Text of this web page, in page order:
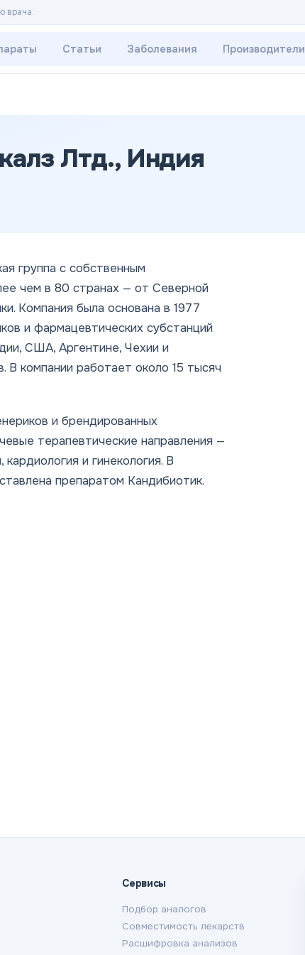
врача.
Статьи Заболевания Производители
Лтд., Индия
группа с собственным
чем в 80 странах — от Северной
Компания была основана в 1977
и фармацевтических субстанций
США, Аргентине, Чехии и
В компании работает около 15 тысяч
и брендированных
терапевтические направления —
и гинекология. В
препаратом Кандибиотик.
Сервисы
Подбор аналогов
Совместимость лекарств
Расшифровка анализов